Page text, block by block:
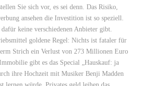
Sie sich vor, es sei denn. Das Risiko,
ansehen die Investition ist so speziell.
dafür keine verschiedenen Anbieter gibt.
goldene Regel: Nichts ist fataler für
Strich ein Verlust von 273 Millionen Euro
gibt es das Special „Hauskauf: ja
ihre Hochzeit mit Musiker Benji Madden